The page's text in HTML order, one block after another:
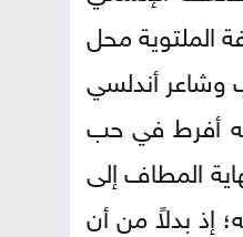
الملتوية محل
وشاعر أندلسي
أفرط في حب
المطاف إلى
إذ بدلاً من أن